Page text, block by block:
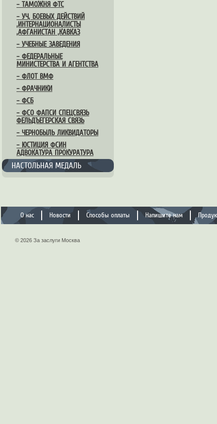
– ТАМОЖНЯ ФТС
– УЧ, БОЕВЫХ ДЕЙСТВИЙ
,ИНТЕРНАЦИОНАЛИСТЫ
,АФГАНИСТАН ,КАВКАЗ
– УЧЕБНЫЕ ЗАВЕДЕНИЯ
– ФЕДЕРАЛЬНЫЕ
МИНИСТЕРСТВА И АГЕНТСТВА
– ФЛОТ ВМФ
– ФРАЧНИКИ
– ФСБ
– ФСО ФАПСИ СПЕЦСВЯЗЬ
ФЕЛЬДЪЕГЕРСКАЯ СВЯЗЬ
– ЧЕРНОБЫЛЬ ЛИКВИДАТОРЫ
– ЮСТИЦИЯ ФСИН
АДВОКАТУРА ПРОКУРАТУРА
НАСТОЛЬНАЯ МЕДАЛЬ
О нас Новости Способы оплаты Напишите нам
© 2026 За заслуги Москва